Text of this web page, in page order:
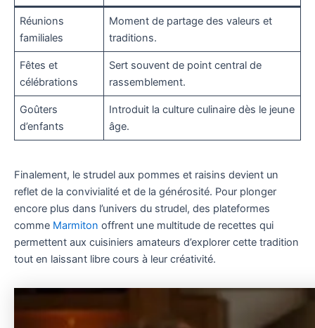
Réunions
familiales
Moment de partage des valeurs et
traditions.
Fêtes et
célébrations
Sert souvent de point central de
rassemblement.
Goûters
d’enfants
Introduit la culture culinaire dès le jeune
âge.
Finalement, le strudel aux pommes et raisins devient un
reflet de la convivialité et de la générosité. Pour plonger
encore plus dans l’univers du strudel, des plateformes
comme Marmiton offrent une multitude de recettes qui
permettent aux cuisiniers amateurs d’explorer cette tradition
tout en laissant libre cours à leur créativité.